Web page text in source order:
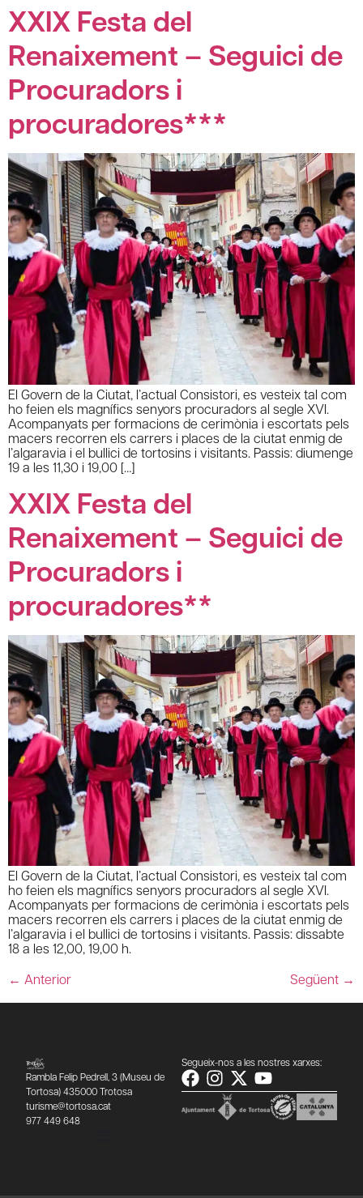
XXIX Festa del
Renaixement – Seguici de
Procuradors i
procuradores***
El Govern de la Ciutat, l’actual Consistori, es vesteix tal com
ho feien els magnífics senyors procuradors al segle XVI.
Acompanyats per formacions de cerimònia i escortats pels
macers recorren els carrers i places de la ciutat enmig de
l’algaravia i el bullici de tortosins i visitants. Passis: diumenge
19 a les 11,30 i 19,00 […]
XXIX Festa del
Renaixement – Seguici de
Procuradors i
procuradores**
El Govern de la Ciutat, l’actual Consistori, es vesteix tal com
ho feien els magnífics senyors procuradors al segle XVI.
Acompanyats per formacions de cerimònia i escortats pels
macers recorren els carrers i places de la ciutat enmig de
l’algaravia i el bullici de tortosins i visitants. Passis: dissabte
18 a les 12,00, 19,00 h.
← Anterior Següent →
Rambla Felip Pedrell, 3 (Museu de
Tortosa) 435000 Trotosa
turisme@tortosa.cat
977 449 648
Segueix-nos a les nostres xarxes: